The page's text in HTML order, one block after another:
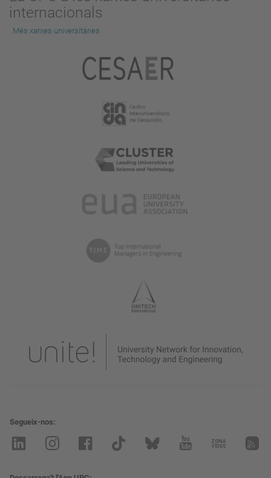
internacionals
Més xarxes universitàries
Segueix-nos